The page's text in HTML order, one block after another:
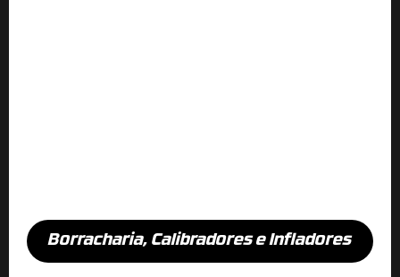
Borracharia, Calibradores e Infladores